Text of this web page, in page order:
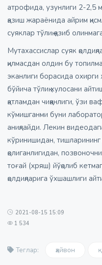
атрофида, узунлиги 2-2,5
қазиш жараёнида айрим
суяклар тўлиқ қазиб
Мутахассислар суяк
қилмасдан олдин бу
эканлиги борасида охирги
бўйича тўлиқ хулосани
қатламдан чиққанлиги, ўзи
кўмишганми буни
аниқлайди. Лекин
кўринишидан, тишларининг
қолиганлигидан,
тоғай (хряш) йўқолиб
қолдиқларига ўхшашлиги
2021-08-15 15:09
1 534
Теглар: ҳайвон